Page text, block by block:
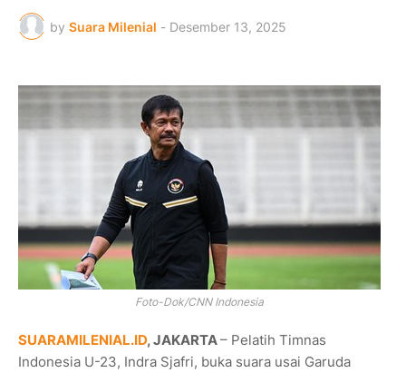
by Suara Milenial - Desember 13, 2025
Foto-Dok/CNN Indonesia
SUARAMILENIAL.ID, JAKARTA– Pelatih Timnas
Indonesia U-23, Indra Sjafri, buka suara usai Garuda